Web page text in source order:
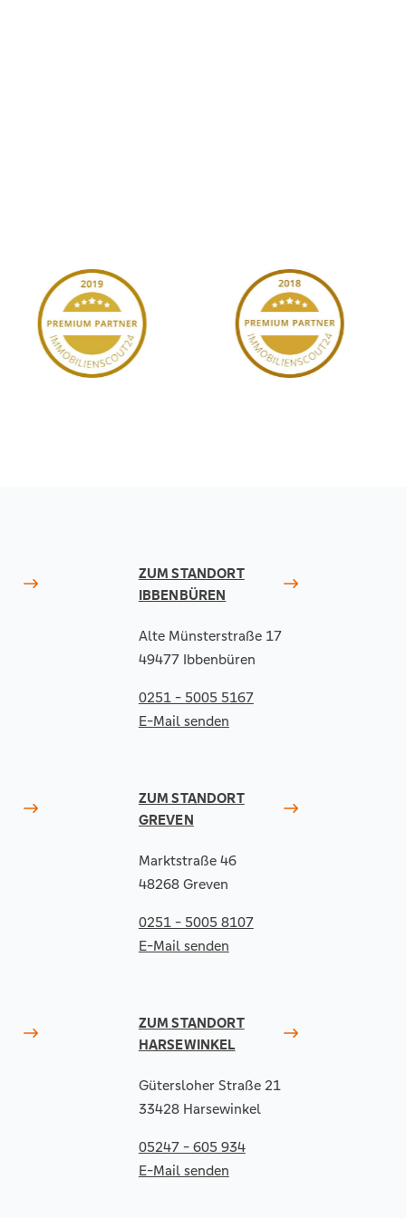
ZUM STANDORT
IBBENBÜREN
Alte Münsterstraße 17
49477 Ibbenbüren
0251 - 5005 5167
E-Mail senden
ZUM STANDORT
GREVEN
Marktstraße 46
48268 Greven
0251 - 5005 8107
E-Mail senden
ZUM STANDORT
HARSEWINKEL
Gütersloher Straße 21
33428 Harsewinkel
05247 - 605 934
E-Mail senden